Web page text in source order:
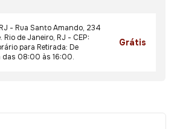
- Rua Santo Amando, 234
Rio de Janeiro, RJ - CEP:
para Retirada: De
das 08:00 às 16:00.
Grátis